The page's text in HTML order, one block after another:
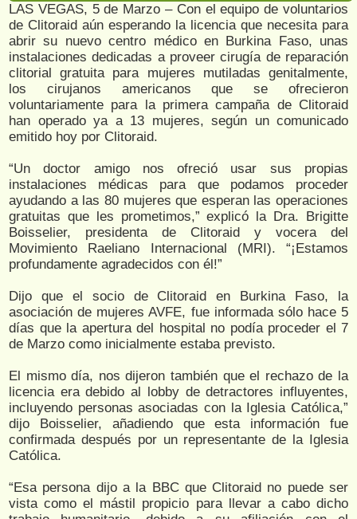
LAS VEGAS, 5 de Marzo – Con el equipo de voluntarios
de Clitoraid aún esperando la licencia que necesita para
abrir su nuevo centro médico en Burkina Faso, unas
instalaciones dedicadas a proveer cirugía de reparación
clitorial gratuita para mujeres mutiladas genitalmente,
los cirujanos americanos que se ofrecieron
voluntariamente para la primera campaña de Clitoraid
han operado ya a 13 mujeres, según un comunicado
emitido hoy por Clitoraid.
“Un doctor amigo nos ofreció usar sus propias
instalaciones médicas para que podamos proceder
ayudando a las 80 mujeres que esperan las operaciones
gratuitas que les prometimos,” explicó la Dra. Brigitte
Boisselier, presidenta de Clitoraid y vocera del
Movimiento Raeliano Internacional (MRI). “¡Estamos
profundamente agradecidos con él!”
Dijo que el socio de Clitoraid en Burkina Faso, la
asociación de mujeres AVFE, fue informada sólo hace 5
días que la apertura del hospital no podía proceder el 7
de Marzo como inicialmente estaba previsto.
El mismo día, nos dijeron también que el rechazo de la
licencia era debido al lobby de detractores influyentes,
incluyendo personas asociadas con la Iglesia Católica,”
dijo Boisselier, añadiendo que esta información fue
confirmada después por un representante de la Iglesia
Católica.
“Esa persona dijo a la BBC que Clitoraid no puede ser
vista como el mástil propicio para llevar a cabo dicho